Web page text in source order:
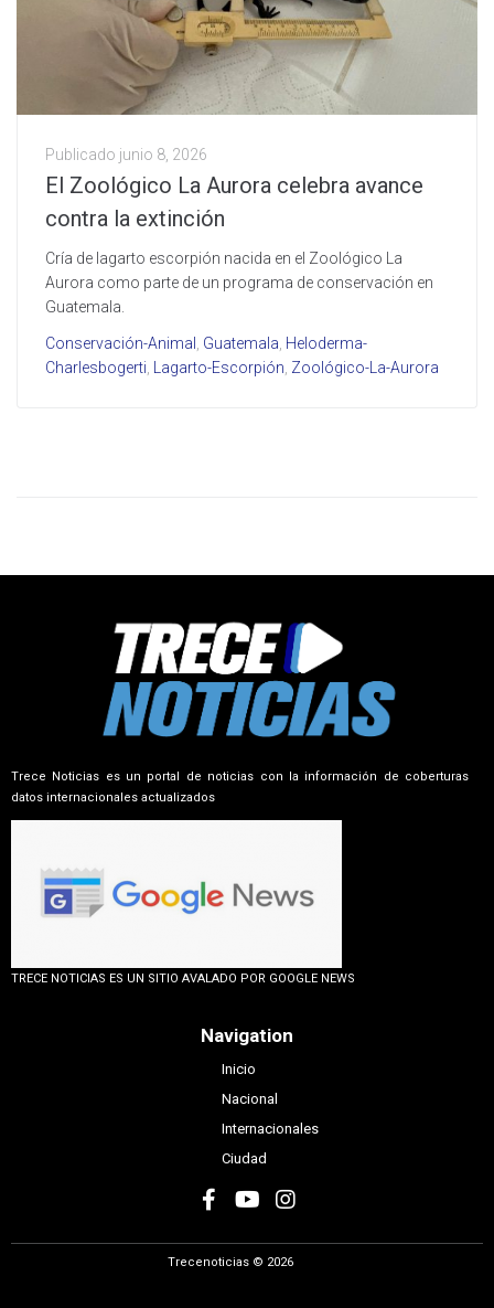
Publicado junio 8, 2026
El Zoológico La Aurora celebra avance
contra la extinción
Cría de lagarto escorpión nacida en el Zoológico La
Aurora como parte de un programa de conservación en
Guatemala.
Conservación-Animal , Guatemala, Heloderma-
Charlesbogerti, Lagarto-Escorpión, Zoológico-La-Aurora
Trece Noticias es un portal de noticias con la información de coberturas
datos internacionales actualizados
TRECE NOTICIAS ES UN SITIO AVALADO POR GOOGLE NEWS
Navigation
Inicio
Nacional
Internacionales
Ciudad
Trecenoticias © 2026